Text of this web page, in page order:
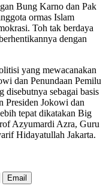
Bung Karno dan Pak
ormas Islam
Toh tak berdaya
dengan
yang mewacanakan
dan Penundaan Pemilu
disebutnya sebagai basis
Presiden Jokowi dan
tepat dikatakan Big
Azyumardi Azra, Guru
Hidayatullah Jakarta.
Email